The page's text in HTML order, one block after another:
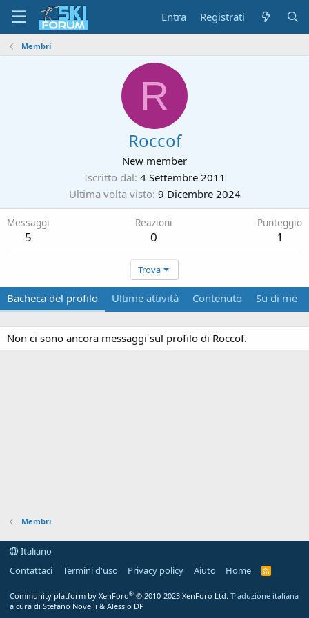
Entra Registrati
Membri
R
Roccof
New member
Iscritto dal 4 Settembre 2011
Ultima volta visto 9 Dicembre 2024
Messaggi
5
Reazioni
0
Punteggio
1
Trova
Bacheca del profilo Ultime attività Contenuto Su di me
Non ci sono ancora messaggi sul profilo di Roccof.
Membri
Italiano
Contattaci
Termini d'uso Privacy policy Aiuto Home
R
Community platform by XenForo® © 2010-2023 XenForo Ltd. Traduzione italiana
a cura di Stefano Novelli & Alessio DP